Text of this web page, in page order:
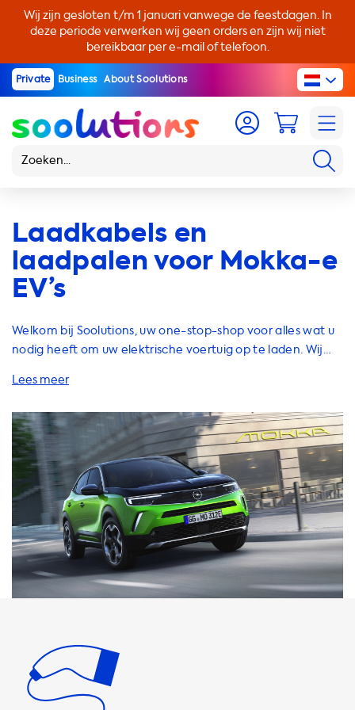
Wij zijn gesloten t/m 1 januari vanwege de feestdagen. In
deze periode verwerken wij geen orders en zijn wij niet
bereikbaar per e-mail of telefoon.
Private Business About Soolutions
Laadkabels en
laadpalen voor Mokka-e
EV’s
Welkom bij Soolutions, uw one-stop-shop voor alles wat u
nodig heeft om uw elektrische voertuig op te laden. Wij
thuislaadstations, laadkabels, adapters, accessoires en
laden. Een van de belangrijkste voordelen van het hebben
van een thuislaadstation is dat u uw auto kunt opladen
terwijl u slaapt of thuis bent. Dit bespaart u tijd en geld,
omdat u niet naar een openbaar laadstation hoeft te
rijden en daar moet wachten tot uw auto is opgeladen.
Onze laadkabels zijn verkrijgbaar in verschillende lengtes
en vermogensniveaus, zodat u altijd de juiste kabel voor
uw auto kunt vinden. Het is belangrijk om te weten dat de
maximale laadsnelheid op AC-laadstations afhankelijk is
van het vermogen van uw auto. Als uw auto bijvoorbeeld
Als u op zoek bent naar een laadstation dat sneller kan
opladen dan uw auto, moet u op zoek gaan naar een
laadstation met een hoger vermogen dan uw auto. Houd